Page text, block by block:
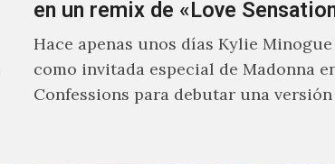
en un remix de «Love
Hace apenas unos días Kylie
como invitada especial de Madonna
Confessions para debutar una